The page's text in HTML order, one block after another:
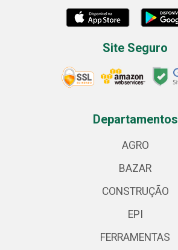
Site Seguro
Departamentos
AGRO
BAZAR
CONSTRUÇÃO
EPI
FERRAMENTAS